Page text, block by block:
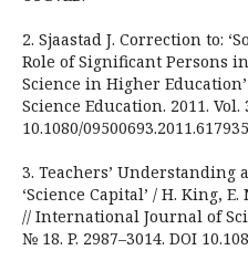
2. Sjaastad J. Correction to:
Role of Significant Persons
Science in Higher
Science Education. 2011. Vol.
10.1080/
3. Teachers’
‘Science Capital’ / H. King,
// International Journal of
№ 18. P. 2987–3014. DOI